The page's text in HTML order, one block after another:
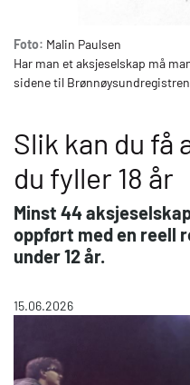
Foto: Malin Paulsen
Har man et aksjeselskap må
sidene til
Slik kan du få
du fyller 18 år
Minst 44
oppført med en reell
under 12 år.
15.06.2026